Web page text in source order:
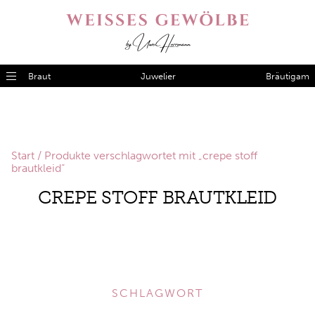
Braut Juwelier Bräutigam
Start / Produkte verschlagwortet mit „crepe stoff
brautkleid“
CREPE STOFF BRAUTKLEID
SCHLAGWORT